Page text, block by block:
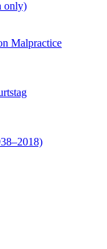
only)
Malpractice